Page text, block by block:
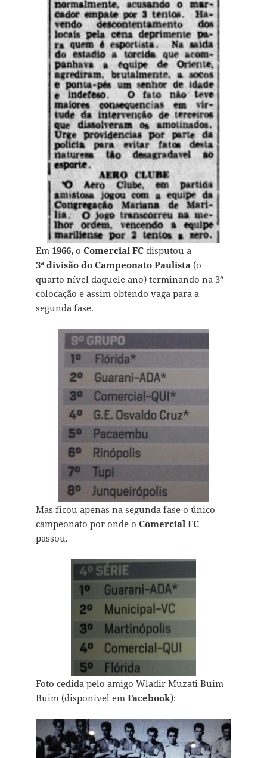
Em 1966,o Comercial FCdisputou a
3ª divisão do Campeonato Paulista(o
quarto nível daquele ano) terminando na 3ª
colocação e assim obtendo vaga para a
segunda fase.
Mas ficou apenas na segunda fase o único
campeonato por onde o Comercial FC
passou.
Foto cedida pelo amigo Wladir Muzati Buim
Buim (disponível em Facebook):